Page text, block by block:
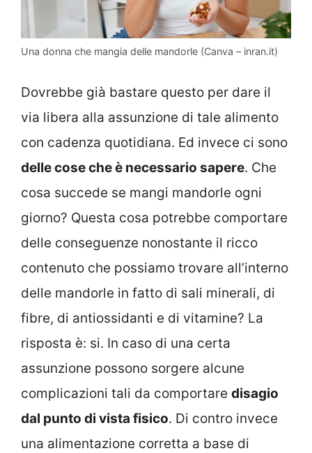
Una donna che mangia delle mandorle (Canva – inran.it)
Dovrebbe già bastare questo per dare il
via libera alla assunzione di tale alimento
con cadenza quotidiana. Ed invece ci sono
delle cose che è necessario sapere. Che
cosa succede se mangi mandorle ogni
giorno? Questa cosa potrebbe comportare
delle conseguenze nonostante il ricco
contenuto che possiamo trovare all’interno
delle mandorle in fatto di sali minerali, di
fibre, di antiossidanti e di vitamine? La
risposta è: si. In caso di una certa
assunzione possono sorgere alcune
complicazioni tali da comportare disagio
dal punto di vista fisico. Di contro invece
una alimentazione corretta a base di